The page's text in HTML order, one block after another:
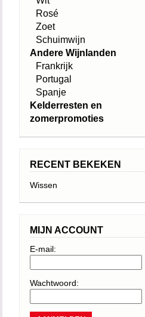
Rosé
Zoet
Schuimwijn
Andere Wijnlanden
Frankrijk
Portugal
Spanje
Kelderresten en
zomerpromoties
RECENT BEKEKEN
Wissen
MIJN ACCOUNT
E-mail:
Wachtwoord: